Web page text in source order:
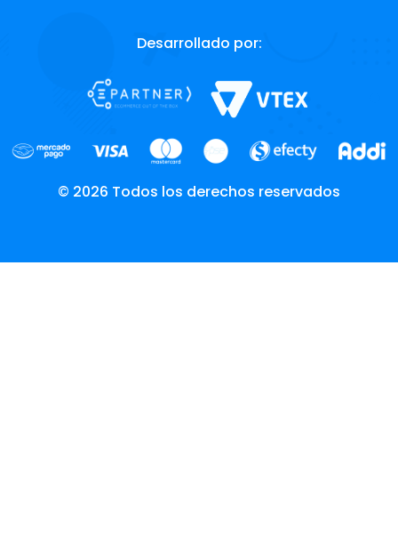
Desarrollado por:
© 2026 Todos los derechos reservados